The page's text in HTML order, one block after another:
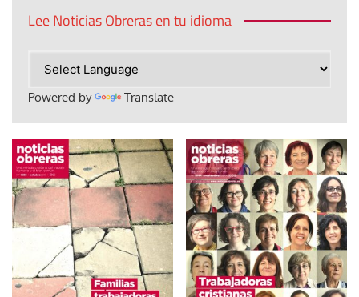
Lee Noticias Obreras en tu idioma
Powered by Translate